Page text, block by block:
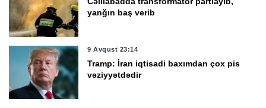
yanğın baş verib
9 Avqust 23:14
Tramp: İran iqtisadi baxımdan çox pis
vəziyyətdədir